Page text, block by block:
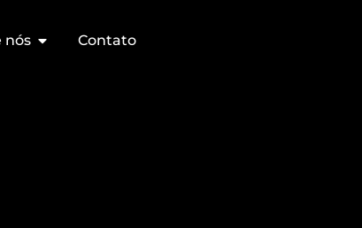
nós Contato